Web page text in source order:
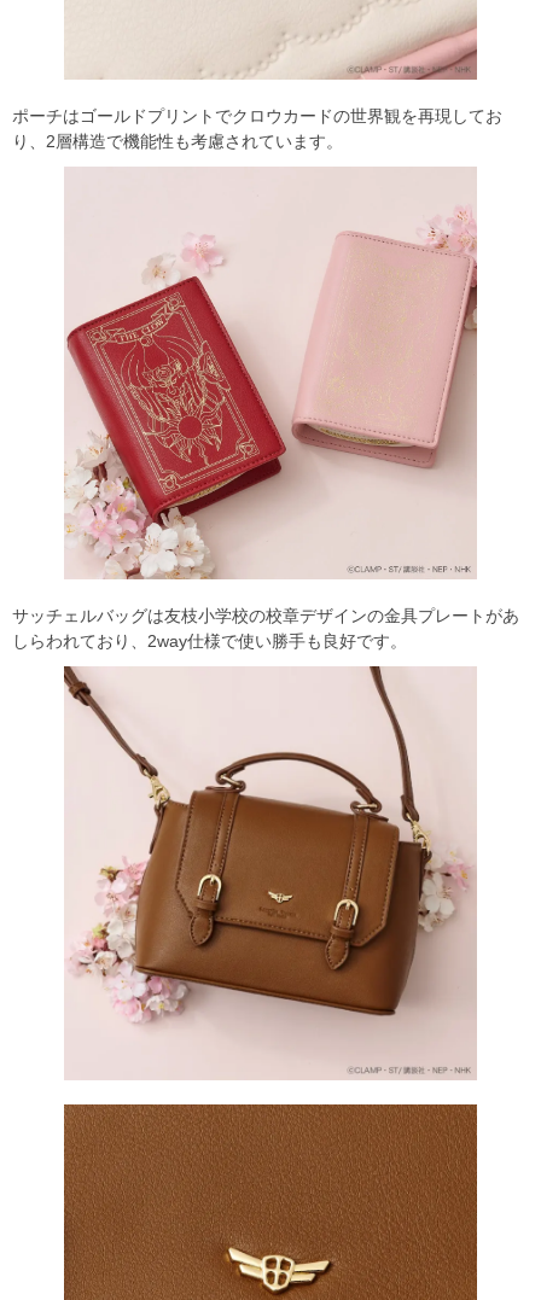
ポーチはゴールドプリントでクロウカードの世界観を再現してお
り、2層構造で機能性も考慮されています。
サッチェルバッグは友枝小学校の校章デザインの金具プレートがあ
しらわれており、2way仕様で使い勝手も良好です。